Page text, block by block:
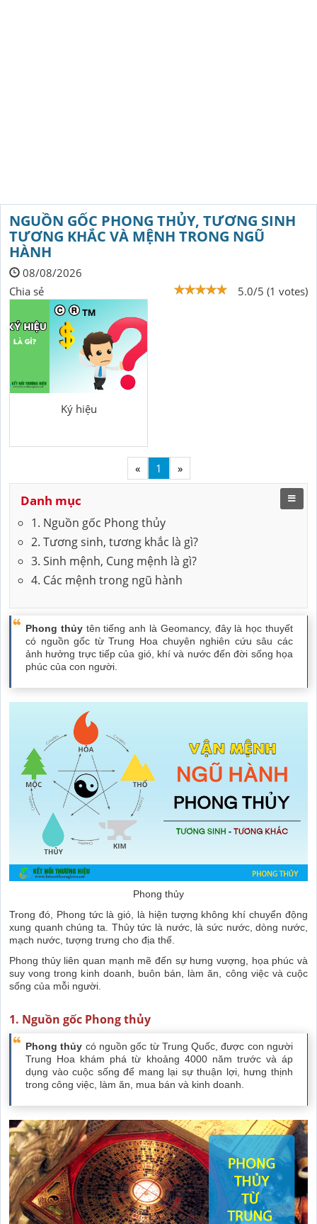
NGUỒN GỐC PHONG THỦY, TƯƠNG SINH
TƯƠNG KHẮC VÀ MỆNH TRONG NGŨ
HÀNH
08/08/2026
5.0/5 (1 votes)
Chia sẻ
Ký hiệu
« 1 »
Danh mục
1. Nguồn gốc Phong thủy
2. Tương sinh, tương khắc là gì?
3. Sinh mệnh, Cung mệnh là gì?
4. Các mệnh trong ngũ hành
Phong thủytên tiếng anh là Geomancy, đây là học thuyết
có nguồn gốc từ Trung Hoa chuyên nghiên cứu sâu các
ảnh hưởng trực tiếp của gió, khí và nước đến đời sống họa
phúc của con người.
Phong thủy
Trong đó, Phong tức là gió, là hiện tượng không khí chuyển động
xung quanh chúng ta. Thủy tức là nước, là sức nước, dòng nước,
mạch nước, tượng trưng cho địa thế.
Phong thủy liên quan mạnh mẽ đến sự hưng vượng, họa phúc và
suy vong trong kinh doanh, buôn bán, làm ăn, công việc và cuộc
sống của mỗi người.
1. Nguồn gốc Phong thủy
Phong thủy có nguồn gốc từ Trung Quốc, được con người
Trung Hoa khám phá từ khoảng 4000 năm trước và áp
dụng vào cuộc sống để mang lại sự thuận lợi, hưng thịnh
trong công việc, làm ăn, mua bán và kinh doanh.